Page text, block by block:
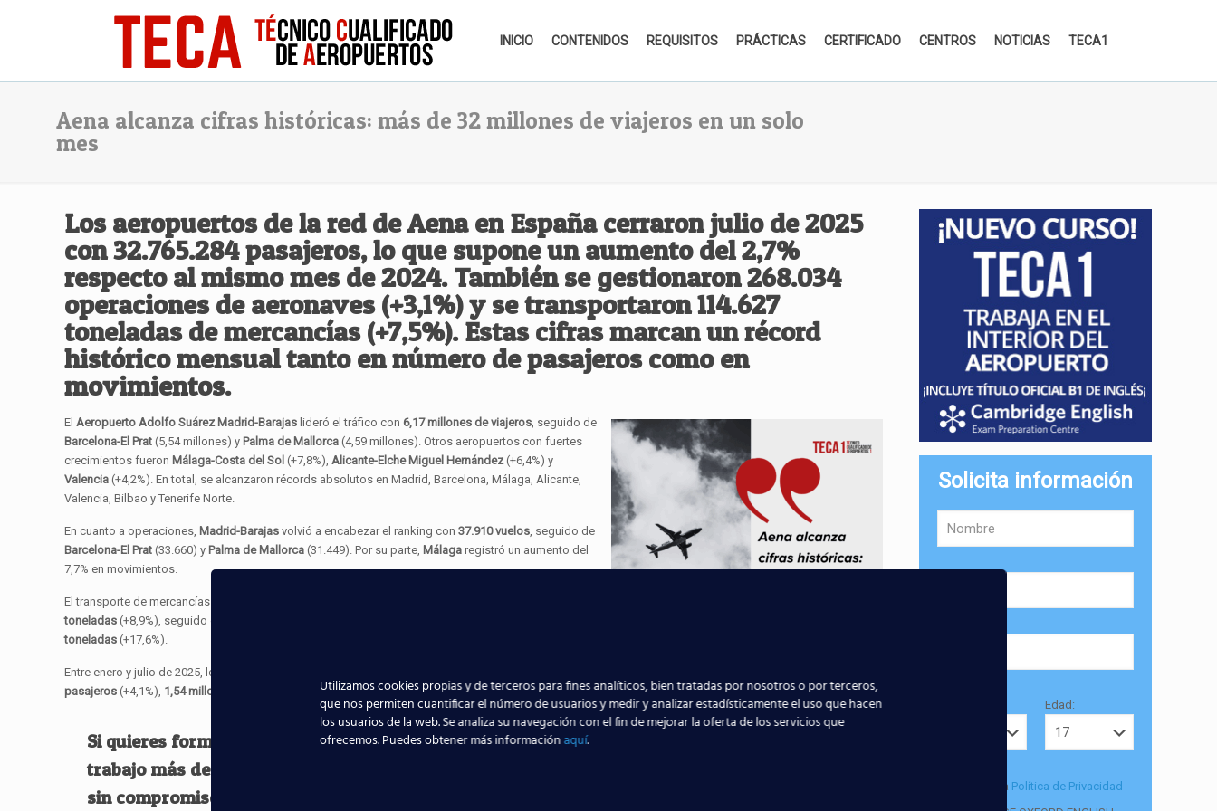
INICIO CONTENIDOS REQUISITOS PRÁCTICAS CERTIFICADO CENTROS NOTICIAS TECA1
Aena alcanza cifras históricas: más de 32 millones de viajeros en un solo
mes
Los aeropuertos de la red de Aena en España cerraron julio de 2025
con32.765.284 pasajeros, lo que supone un aumento del2,7%
respecto al mismo mes de 2024. También se gestionaron268.034
operaciones de aeronaves(+3,1%) y se transportaron114.627
toneladas de mercancías(+7,5%). Estas cifras marcan unrécord
histórico mensualtanto en número de pasajeros como en
movimientos.
ElAeropuerto Adolfo Suárez Madrid-Barajas lideró el tráfico con 6,17 millones de viajeros, seguido de
Barcelona-El Prat (5,54 millones) y Palma de Mallorca (4,59 millones). Otros aeropuertos con fuertes
crecimientos fueron Málaga-Costa del Sol (+7,8%),Alicante-Elche Miguel Hernández(+6,4%) y
Valencia (+4,2%). En total, se alcanzaron récords absolutos en Madrid, Barcelona, Málaga, Alicante,
Valencia, Bilbao y Tenerife Norte.
En cuanto a operaciones, Madrid-Barajas volvió a encabezar el ranking con37.910 vuelos, seguido de
Barcelona-El Prat (33.660) y Palma de Mallorca (31.449). Por su parte, Málaga registró un aumento del
7,7% en movimientos.
El transporte de mercancías también mostró un fuerte crecimiento.
toneladas (+8,9%), seguido de
toneladas (+17,6%).
Entre enero y julio de 2025, los aeropuertos españoles de Aena acumulan ya
pasajeros (+4,1%), 1,54 millones de operaciones (+4,5%) y752.178 toneladas de carga(+5,7%).
Si quieres formar parte del buen momento del sector aeronáutico y trabajar en los puestos de
trabajo más demandados de un aeropuerto, no dejes volar la oportunidad. ¡Pídenos información
sin compromiso!
Solicita información
Edad:
Acepto la Política de Privacidad
Utilizamos cookies propias y de terceros para fines analíticos, bien tratadas por nosotros o por terceros,
que nos permiten cuantificar el número de usuarios y medir y analizar estadísticamente el uso que hacen
los usuarios de la web. Se analiza su navegación con el fin de mejorar la oferta de los servicios que
ofrecemos. Puedes obtener más informaciónaquí.